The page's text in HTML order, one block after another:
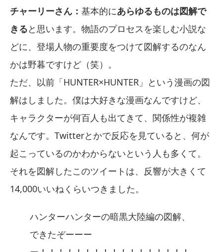
チャーリーさん： 基本的にあらゆるものは図解で
きると思います。物語のプロセスを楽しむ小説な
どに、登場人物の重要度をつけて図解するのなん
かは野暮ですけど（笑）。
ただ、以前「HUNTER×HUNTER」という漫画の図
解はしました。僕は大好きな漫画なんですけど、
キャラクターが何百人も出てきて、関係性が複雑
なんです。Twitterとかで反応を見ていると、何が
起こっているのかわからないという人も多くて。
それを図解したこのツイートは、反響が大きくて
14,000いいねくらいつきました。
ハンターハンターの暗黒大陸編の図解、
できたぞーーー